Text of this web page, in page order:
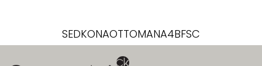
SEDKONAOTTOMANA4BFSC